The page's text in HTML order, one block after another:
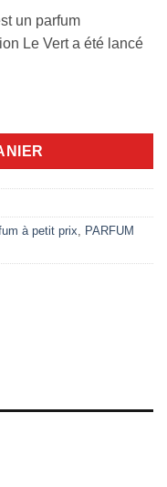
un parfum
Le Vert a été lancé
à petit prix
PARFUM